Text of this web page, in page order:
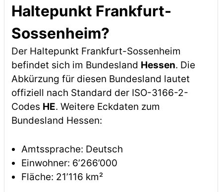
Haltepunkt Frankfurt-
Sossenheim?
Der Haltepunkt Frankfurt-Sossenheim
befindet sich im Bundesland Hessen. Die
Abkürzung für diesen Bundesland lautet
offiziell nach Standard der ISO-3166-2-
Codes HE. Weitere Eckdaten zum
Bundesland Hessen:
Amtssprache: Deutsch
Einwohner: 6’266’000
Fläche: 21’116 km²